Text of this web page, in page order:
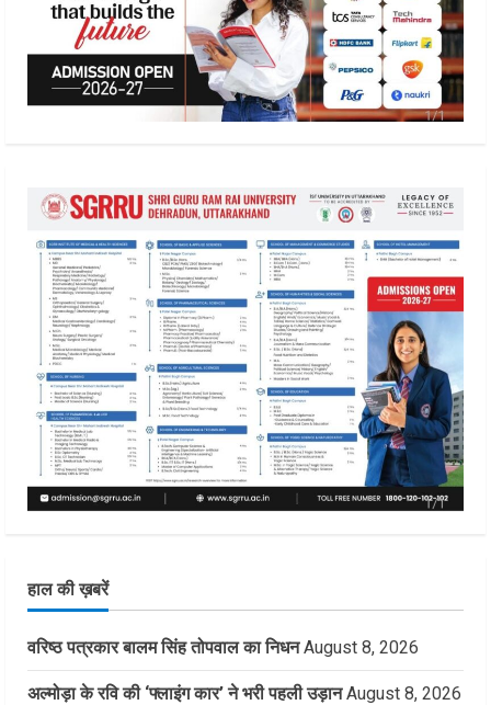
हाल की ख़बरें
वरिष्ठ पत्रकार बालम सिंह तोपवाल का निधन August 8, 2026
अल्मोड़ा के रवि की ‘फ्लाइंग कार’ ने भरी पहली उड़ान August 8, 2026